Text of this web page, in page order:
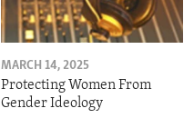
MARCH 14, 2025
Protecting Women From
Gender Ideology